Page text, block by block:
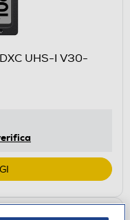
UHS-I V30-